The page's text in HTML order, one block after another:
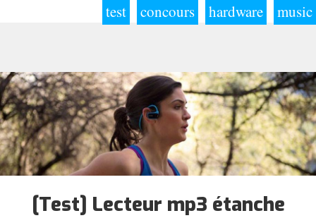
test
concours hardware music
[Test] Lecteur mp3 étanche